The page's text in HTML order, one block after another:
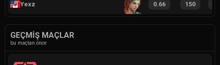
Yexz 0.66 150
GEÇMIŞ MAÇLAR
bu maçtan önce